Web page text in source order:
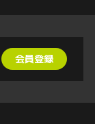
会員登録